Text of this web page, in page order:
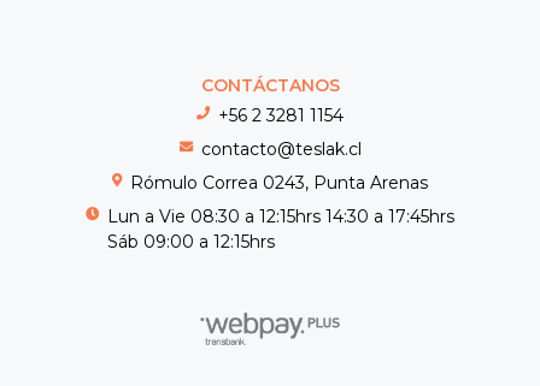
CONTÁCTANOS
+56 2 3281 1154
contacto@teslak.cl
Rómulo Correa 0243, Punta Arenas
Lun a Vie 08:30 a 12:15hrs 14:30 a 17:45hrs
Sáb 09:00 a 12:15hrs